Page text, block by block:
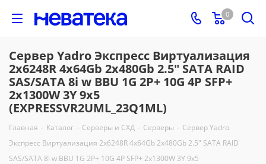
0
Сервер Yadro Экспресс Виртуализация
2x6248R 4x64Gb 2x480Gb 2.5" SATA RAID
SAS/SATA 8i w BBU 1G 2P+ 10G 4P SFP+
2x1300W 3Y 9x5
(EXPRESSVR2UML_23Q1ML)
Главная - Каталог - Серверы и СХД - Серверы - Сервер Yadro
Экспресс Виртуализация 2x6248R 4x64Gb 2x480Gb 2.5" SATA RAID
SAS/SATA 8i w BBU 1G 2P+ 10G 4P SFP+ 2x1300W 3Y 9x5